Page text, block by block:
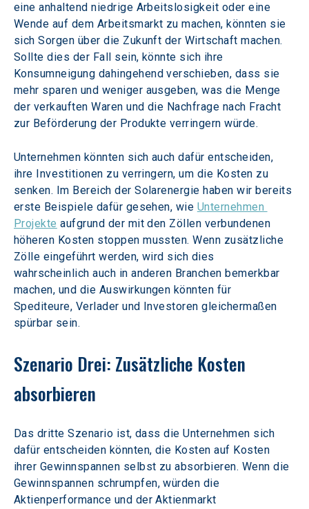
eine anhaltend niedrige Arbeitslosigkeit oder eine
Wende auf dem Arbeitsmarkt zu machen, könnten sie
sich Sorgen über die Zukunft der Wirtschaft machen.
Sollte dies der Fall sein, könnte sich ihre
Konsumneigung dahingehend verschieben, dass sie
mehr sparen und weniger ausgeben, was die Menge
der verkauften Waren und die Nachfrage nach Fracht
zur Beförderung der Produkte verringern würde.
Unternehmen könnten sich auch dafür entscheiden,
ihre Investitionen zu verringern, um die Kosten zu
senken. Im Bereich der Solarenergie haben wir bereits
erste Beispiele dafür gesehen, wie Unternehmen
Projekte aufgrund der mit den Zöllen verbundenen
höheren Kosten stoppen mussten. Wenn zusätzliche
Zölle eingeführt werden, wird sich dies
wahrscheinlich auch in anderen Branchen bemerkbar
machen, und die Auswirkungen könnten für
Spediteure, Verlader und Investoren gleichermaßen
spürbar sein.
Szenario Drei: Zusätzliche Kosten
absorbieren
Das dritte Szenario ist, dass die Unternehmen sich
dafür entscheiden könnten, die Kosten auf Kosten
ihrer Gewinnspannen selbst zu absorbieren. Wenn die
Gewinnspannen schrumpfen, würden die
Aktienperformance und der Aktienmarkt